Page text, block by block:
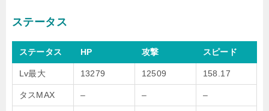
ステータス
ステータス HP 攻撃 スピード
Lv最大 13279 12509 158.17
タスMAX – – –